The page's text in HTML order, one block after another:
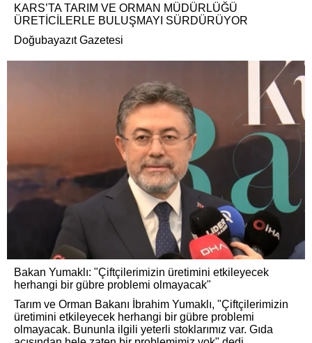
KARS’TA TARIM VE ORMAN MÜDÜRLÜĞÜ
ÜRETİCİLERLE BULUŞMAYI SÜRDÜRÜYOR
Doğubayazıt Gazetesi
Bakan Yumaklı: "Çiftçilerimizin üretimini etkileyecek
herhangi bir gübre problemi olmayacak"
Tarım ve Orman Bakanı İbrahim Yumaklı, "Çiftçilerimizin
üretimini etkileyecek herhangi bir gübre problemi
olmayacak. Bununla ilgili yeterli stoklarımız var. Gıda